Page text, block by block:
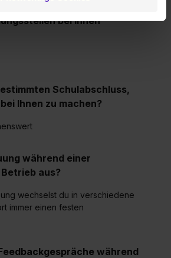
(ausgenommen „Notwendig“) zu. .
bei der separaten Aktivierung von
bist du auch damit
Daten an Social Media
in den USA, übermittelt werden.
kannst du auch später noch im
zulassen, triff deine
und klick auf „Auswahl
zur Platzierung von Cookies
„Statistiken“ und „Social
umfasst hierbei die Einwilligung
Daten in die USA (Art. 49 Abs. 1
(EuGH – Schrems
bei Ihnen
Schulabschluss,
Ihnen zu machen?
während einer
aus?
wechselst du in verschiedene
immer einen festen
während